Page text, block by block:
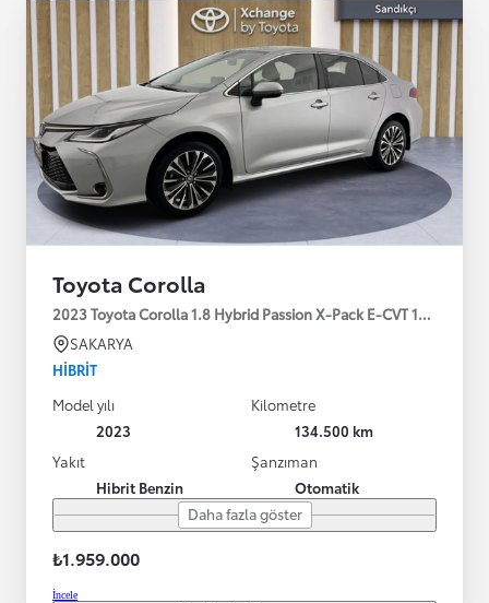
Toyota Corolla
2023 Toyota Corolla 1.8 Hybrid Passion X-Pack E-CVT 140HP
SAKARYA
HIBRIT
Model yılı
2023
Kilometre
134.500 km
Yakıt
Hibrit Benzin
Şanzıman
Otomatik
Daha fazla göster
₺1.959.000
İncele